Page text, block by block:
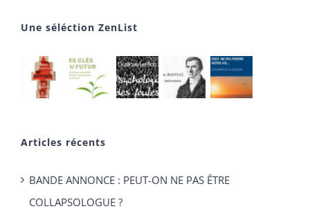
Une séléction ZenList
Articles récents
BANDE ANNONCE : PEUT-ON NE PAS ÊTRE
COLLAPSOLOGUE ?